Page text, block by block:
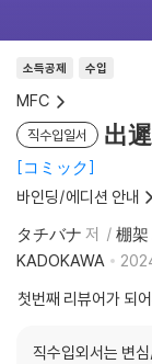
소득공제 수입
MFC
직수입일서 出
コミック
바인딩/에디션 안내
タチバナ 저 棚架
KADOKAWA
첫번째 리뷰어가 되
직수입외서는 변